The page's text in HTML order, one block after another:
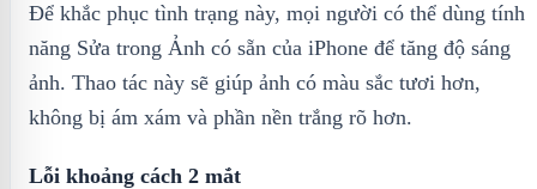
Để khắc phục tình trạng này, mọi người có thể dùng tính
năng Sửa trong Ảnh có sẵn của iPhone để tăng độ sáng
ảnh. Thao tác này sẽ giúp ảnh có màu sắc tươi hơn,
không bị ám xám và phần nền trắng rõ hơn.
Lỗi khoảng cách 2 mắt